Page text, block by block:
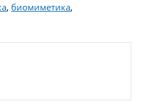
, биомиметика,